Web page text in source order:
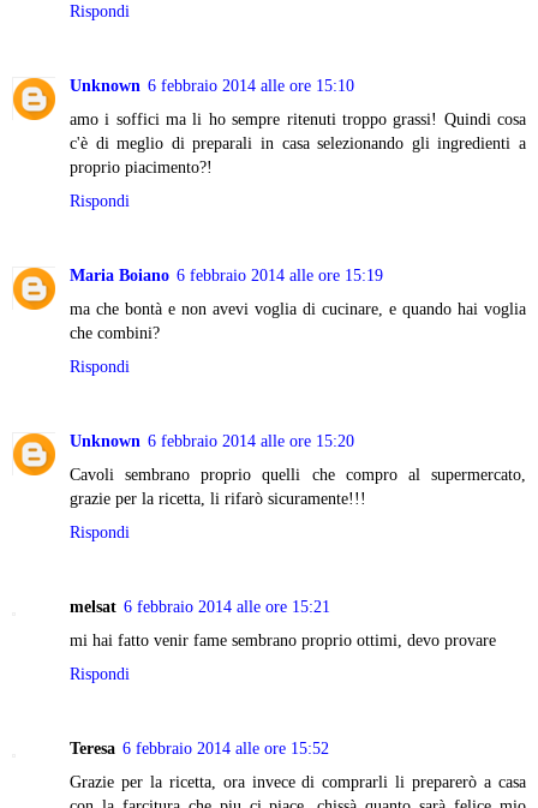
Rispondi
Unknown 6 febbraio 2014 alle ore 15:10
amo i soffici ma li ho sempre ritenuti troppo grassi! Quindi cosa
c'è di meglio di preparali in casa selezionando gli ingredienti a
proprio piacimento?!
Rispondi
Maria Boiano 6 febbraio 2014 alle ore 15:19
ma che bontà e non avevi voglia di cucinare, e quando hai voglia
che combini?
Rispondi
Unknown 6 febbraio 2014 alle ore 15:20
Cavoli sembrano proprio quelli che compro al supermercato,
grazie per la ricetta, li rifarò sicuramente!!!
Rispondi
melsat 6 febbraio 2014 alle ore 15:21
mi hai fatto venir fame sembrano proprio ottimi, devo provare
Rispondi
Teresa 6 febbraio 2014 alle ore 15:52
Grazie per la ricetta, ora invece di comprarli li preparerò a casa